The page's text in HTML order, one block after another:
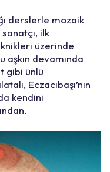
derslerle mozaik
ilk
üzerinde
devamında
gibi ünlü
Eczacıbaşı’nın
kendini